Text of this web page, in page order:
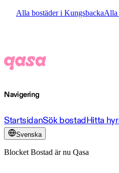
Alla bostäder i KungsbackaAlla
Navigering
StartsidanSök bostadHitta
Svenska
Blocket Bostad är nu Qasa